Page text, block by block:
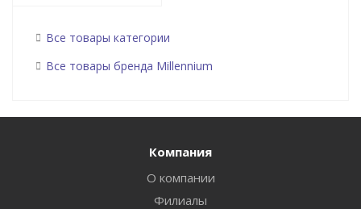
Все товары категории
Все товары бренда Millennium
Компания
О компании
Филиалы